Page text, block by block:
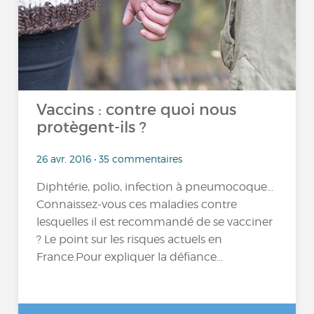
Vaccins : contre quoi nous
protègent-ils ?
26 avr. 2016 • 35 commentaires
Diphtérie, polio, infection à pneumocoque...
Connaissez-vous ces maladies contre
lesquelles il est recommandé de se vacciner
? Le point sur les risques actuels en
France.Pour expliquer la défiance...